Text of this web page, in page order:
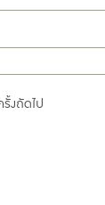
งถัดไป